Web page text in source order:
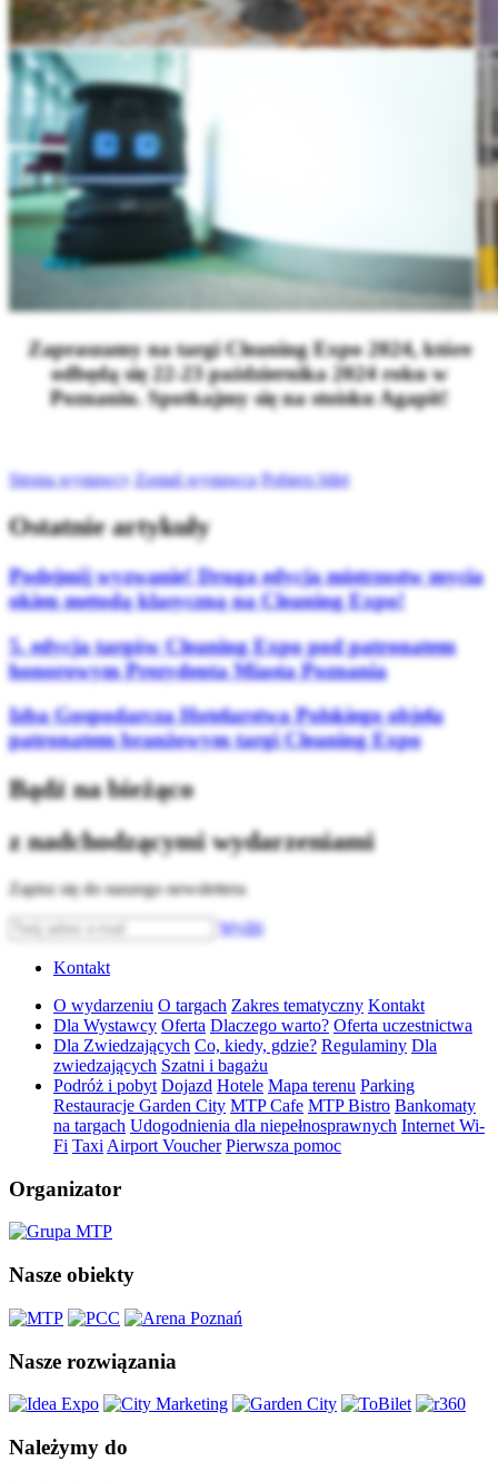
Zapraszamy na targi Cleaning Expo 2024, które
odbędą się 22-23 października 2024 roku w
Poznaniu. Spotkajmy się na stoisku Agapit!
Strona wystawcy Zostań wystawcą Pobierz bilet
Ostatnie artykuły
Podejmij wyzwanie! Druga edycja mistrzostw mycia
okien metodą klasyczną na Cleaning Expo!
5. edycja targów Cleaning Expo pod patronatem
honorowym Prezydenta Miasta Poznania
Izba Gospodarcza Hotelarstwa Polskiego objęła
patronatem branżowym targi Cleaning Expo
Bądź na bieżąco
z nadchodzącymi wydarzeniami
Zapisz się do naszego newslettera
Wyślij
Kontakt
O wydarzeniu O targach Zakres tematyczny Kontakt
Dla Wystawcy Oferta Dlaczego warto? Oferta uczestnictwa
Dla Zwiedzających Co, kiedy, gdzie? Regulaminy Dla
zwiedzających Szatni i bagażu
Podróż i pobyt Dojazd Hotele Mapa terenu Parking
Restauracje Garden City MTP Cafe MTP Bistro Bankomaty
na targach Udogodnienia dla niepełnosprawnych Internet Wi-
Fi Taxi Airport Voucher Pierwsza pomoc
Organizator
Nasze obiekty
Nasze rozwiązania
Należymy do